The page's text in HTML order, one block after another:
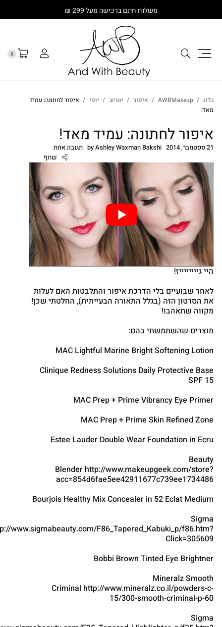
משלוח חינם ברכישה מעל 299 ₪
0
בלוג AWBMakeup איפור יוטיוב יופי
איפור לחתונה: עמיד
מאד!
איפור לחתונה: עמיד מאד!
21 ספטמבר, 2014 byAshley Waxman Bakshi
תגובה אחת
שתף
היי גייייייייז!
לאחר שבועיים בלי הדרכת איפור והתלבטות האם לעלות
את הסרטון הזה (בגלל התאורה הבעייתית), החלטתי שכן!
מקווה שתאהבו!
מוצרים שהשתמשתי בהם:
MAC Lightful Marine Bright Softening Lotion
Clinique Redness Solutions Daily Protective Base
SPF 15
MAC Prep + Prime Vibrancy Eye Primer
MAC Prep + Prime Skin Refined Zone
Estee Lauder Double Wear Foundation in Ecru
Beauty
Blender http://www.makeupgeek.com/store?
acc=854d6fae5ee42911677c739ee1734486
Bourjois Healthy Mix Concealer in 52 Eclat Medium
Sigma
www.sigmabeauty.com/F86_Tapered_Kabuki_p/f86.htm?
Click=305609
Bobbi Brown Tinted Eye Brightner
Mineralz Smooth
Criminal http://www.mineralz.co.il/powders-c-
15/300-smooth-criminal-p-60
Sigma